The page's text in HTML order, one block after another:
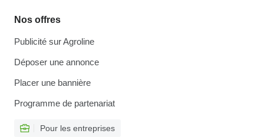
Nos offres
Publicité sur Agroline
Déposer une annonce
Placer une bannière
Programme de partenariat
Pour les entreprises